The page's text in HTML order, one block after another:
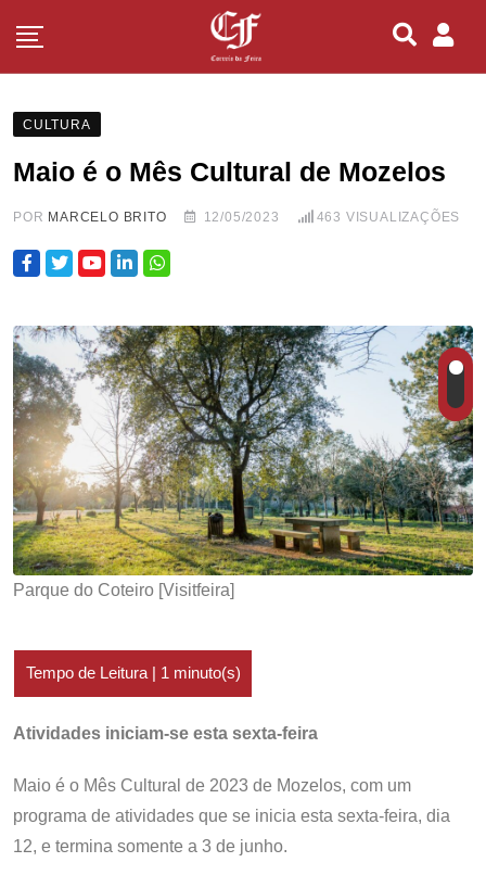
CULTURA
Maio é o Mês Cultural de Mozelos
POR MARCELO BRITO 12/05/2023 463 VISUALIZAÇÕES
Parque do Coteiro [Visitfeira]
Atividades iniciam-se esta sexta-feira
Maio é o Mês Cultural de 2023 de Mozelos, com um
programa de atividades que se inicia esta sexta-feira, dia
12, e termina somente a 3 de junho.